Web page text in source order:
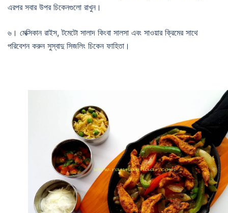
এরপর সবার উপর চিকেনগুলো রাখুন।
৬। মেক্সিকান রাইস, টমেটো সালাদ কিংবা সালসা এবং সাওয়ার ক্রিমের সাথে
পরিবেশন করুন সুস্বাদু সিজলিং চিকেন ফাহিতা।